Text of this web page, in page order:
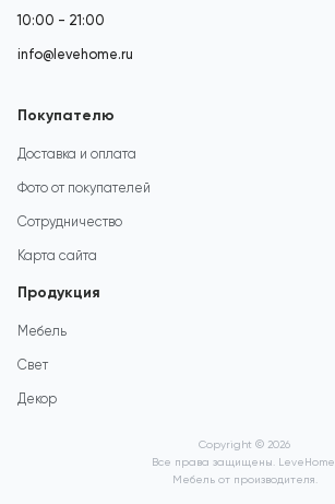
10:00 - 21:00
info@levehome.ru
Покупателю
Доставка и оплата
Фото от покупателей
Сотрудничество
Карта сайта
Продукция
Мебель
Свет
Декор
Copyright © 2026
Все права защищены. LeveHome.
Мебель от производителя.